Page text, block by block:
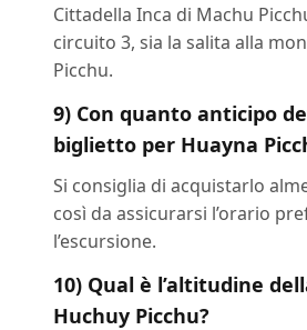
Cittadella Inca di Machu
circuito 3, sia la salita alla
Picchu.
9) Con quanto anticipo
biglietto per Huayna
Si consiglia di acquistarlo
così da assicurarsi l’orario
l’escursione.
10) Qual è l’altitudine
Huchuy Picchu?